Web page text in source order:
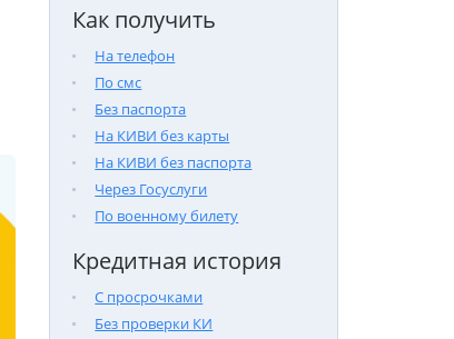
Как получить
На телефон
По смс
Без паспорта
На КИВИ без карты
На КИВИ без паспорта
Через Госуслуги
По военному билету
Кредитная история
С просрочками
Без проверки КИ